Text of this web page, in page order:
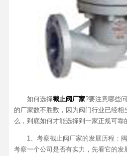
如何选择截止阀厂家?要注意哪些
的厂家数不胜数，因为阀门行业已经相
么，到底如何才能选择到一家正规可靠
1、考察截止阀厂家的发展历程：阀
考察一个公司是否有实力，先看它的发